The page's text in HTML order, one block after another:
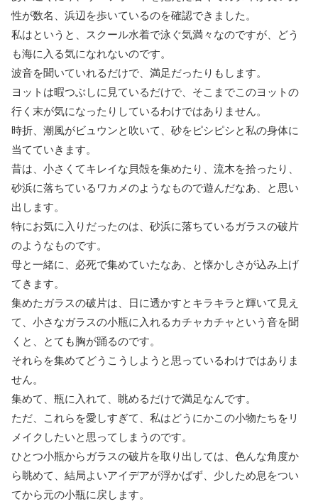
性が数名、浜辺を歩いているのを確認できました。
私はというと、スクール水着で泳ぐ気満々なのですが、どう
も海に入る気になれないのです。
波音を聞いていれるだけで、満足だったりもします。
ヨットは暇つぶしに見ているだけで、そこまでこのヨットの
行く末が気になったりしているわけではありません。
時折、潮風がビュウンと吹いて、砂をピシピシと私の身体に
当てていきます。
昔は、小さくてキレイな貝殻を集めたり、流木を拾ったり、
砂浜に落ちているワカメのようなもので遊んだなあ、と思い
出します。
特にお気に入りだったのは、砂浜に落ちているガラスの破片
のようなものです。
母と一緒に、必死で集めていたなあ、と懐かしさが込み上げ
てきます。
集めたガラスの破片は、日に透かすとキラキラと輝いて見え
て、小さなガラスの小瓶に入れるカチャカチャという音を聞
くと、とても胸が踊るのです。
それらを集めてどうこうしようと思っているわけではありま
せん。
集めて、瓶に入れて、眺めるだけで満足なんです。
ただ、これらを愛しすぎて、私はどうにかこの小物たちをリ
メイクしたいと思ってしまうのです。
ひとつ小瓶からガラスの破片を取り出しては、色んな角度か
ら眺めて、結局よいアイデアが浮かばず、少しため息をつい
てから元の小瓶に戻します。